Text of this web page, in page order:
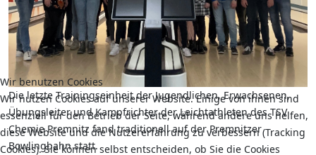
Die letzte Trainingseinheit der Jugendlichen, Erwachsenen,
Übungsleiter und Kampfrichter der Leichtathleten des TSV
Chemie Premnitz fand traditionell auf der Premnitzer
Bowlingbahn statt.
Wir benutzen Cookies
Wir nutzen Cookies auf unserer Website. Einige von ihnen sind
essenziell für den Betrieb der Seite, während andere uns helfen,
diese Website und die Nutzererfahrung zu verbessern (Tracking
Cookies). Sie können selbst entscheiden, ob Sie die Cookies